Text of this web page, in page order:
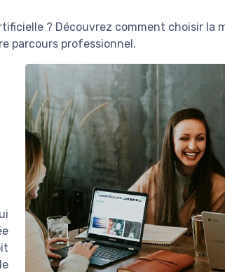
? Découvrez comment choisir la
parcours professionnel.